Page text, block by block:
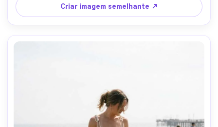
desfoque de movimento realista na bainha, foco facial
nítido-AR 4:5
Criar imagem semelhante ↗